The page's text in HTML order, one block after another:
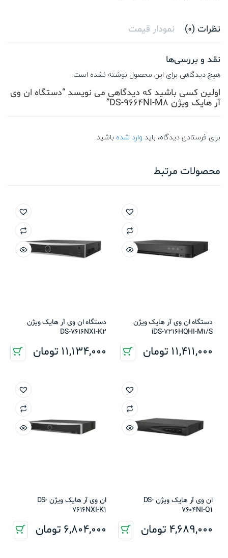
نظرات (0) نمودار قیمت
نقد و بررسی‌ها
هیچ دیدگاهی برای این محصول نوشته نشده است.
اولین کسی باشید که دیدگاهی می نویسد “دستگاه ان وی
آر هایک ویژن DS-9664NI-M8”
برای فرستادن دیدگاه، باید وارد شده باشید.
محصولات مرتبط
دستگاه ان وی آر هایک ویژن
iDS-7216HQHI-M1/S
11,411,000 تومان
دستگاه ان وی آر هایک ویژن
DS-7616NXI-K2
11,134,000 تومان
ان وی آر هایک ویژن DS-
7604NI-Q1
4,689,000 تومان
ان وی آر هایک ویژن DS-
7616NXI-K1
6,804,000 تومان